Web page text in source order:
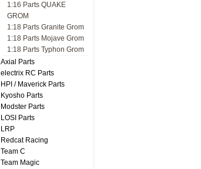
1:16 Parts QUAKE
GROM
1:18 Parts Granite Grom
1:18 Parts Mojave Grom
1:18 Parts Typhon Grom
Axial Parts
electrix RC Parts
HPI / Maverick Parts
Kyosho Parts
Modster Parts
LOSI Parts
LRP
Redcat Racing
Team C
Team Magic